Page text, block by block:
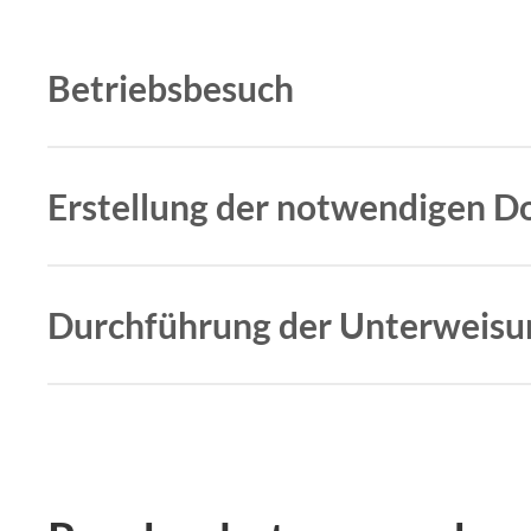
Betriebsbesuch
Erstellung der notwendigen
Durchführung der